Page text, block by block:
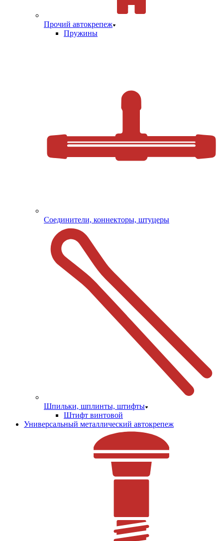
Прочий автокрепеж
Пружины
Соединители, коннекторы, штуцеры
Шпильки, шплинты, штифты
Штифт винтовой
Универсальный металлический автокрепеж